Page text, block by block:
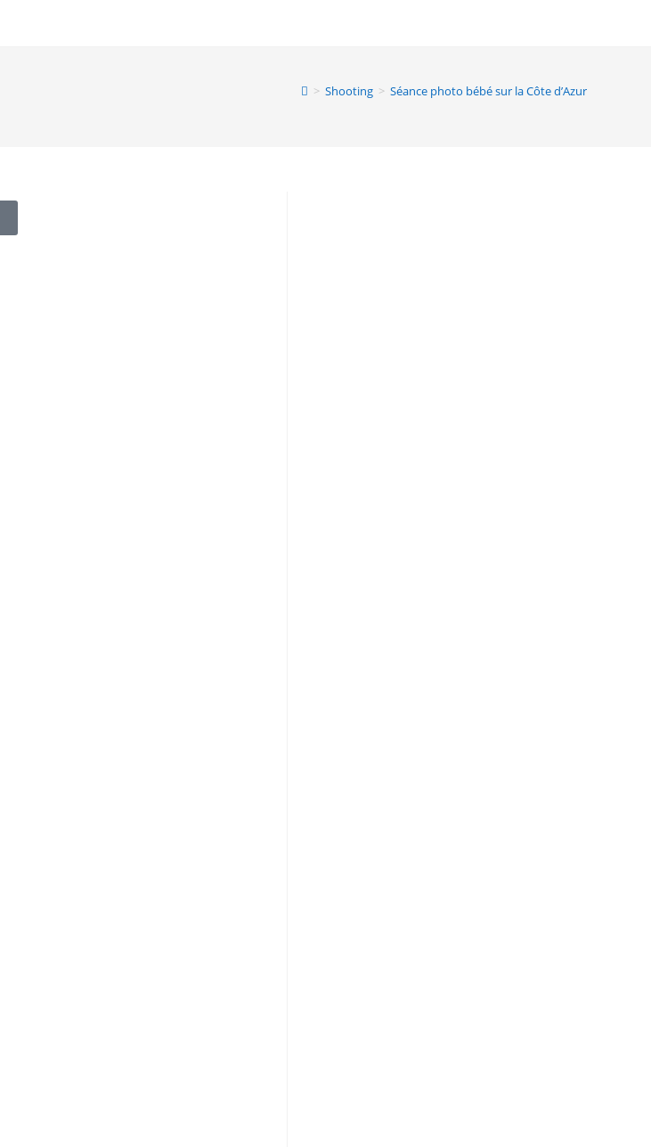
> Shooting > Séance photo bébé sur la Côte d’Azur